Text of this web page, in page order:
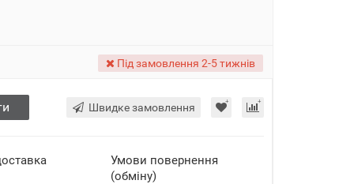
Під замовлення 2-5 тижнів
Швидке замовлення
Умови повернення
(обміну)